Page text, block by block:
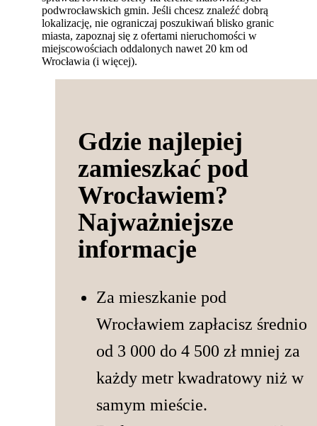
podwrocławskich gmin. Jeśli chcesz znaleźć dobrą
lokalizację, nie ograniczaj poszukiwań blisko granic
miasta, zapoznaj się z ofertami nieruchomości w
miejscowościach oddalonych nawet 20 km od
Wrocławia (i więcej).
Gdzie najlepiej
zamieszkać pod
Wrocławiem?
Najważniejsze
informacje
Za mieszkanie pod
Wrocławiem zapłacisz średnio
od 3 000 do 4 500 zł mniej za
każdy metr kwadratowy niż w
samym mieście.